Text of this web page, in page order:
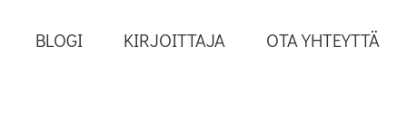
BLOGI KIRJOITTAJA OTA YHTEYTTÄ